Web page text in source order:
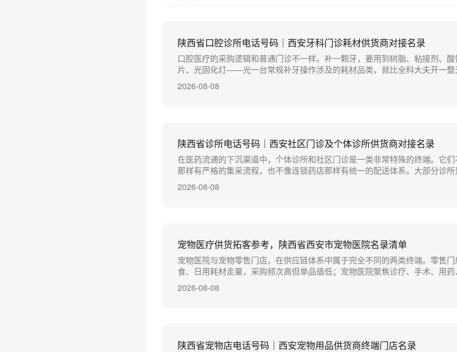
陕西省口腔诊所电话号码｜西安牙科门诊耗材供货商对接名录
口腔医疗的采购逻辑和普通门诊不一样。补一颗牙，要用到树脂、粘接剂、
片、光固化灯——光一台常规补牙操作涉及的耗材品类，就比全科大夫开一整
2026-08-08
陕西省诊所电话号码｜西安社区门诊及个体诊所供货商对接名录
在医药流通的下沉渠道中，个体诊所和社区门诊是一类非常特殊的终端。它
那样有严格的集采流程，也不像连锁药店那样有统一的配送体系。大部分诊所
2026-08-08
宠物医疗供货拓客参考，陕西省西安市宠物医院名录清单
宠物医院与宠物零售门店，在供应链体系中属于完全不同的两类终端。零售
食、日用耗材走量，采购频次高但单品值低；宠物医院聚焦诊疗、手术、用药
2026-08-08
陕西省宠物店电话号码｜西安宠物用品供货商终端门店名录